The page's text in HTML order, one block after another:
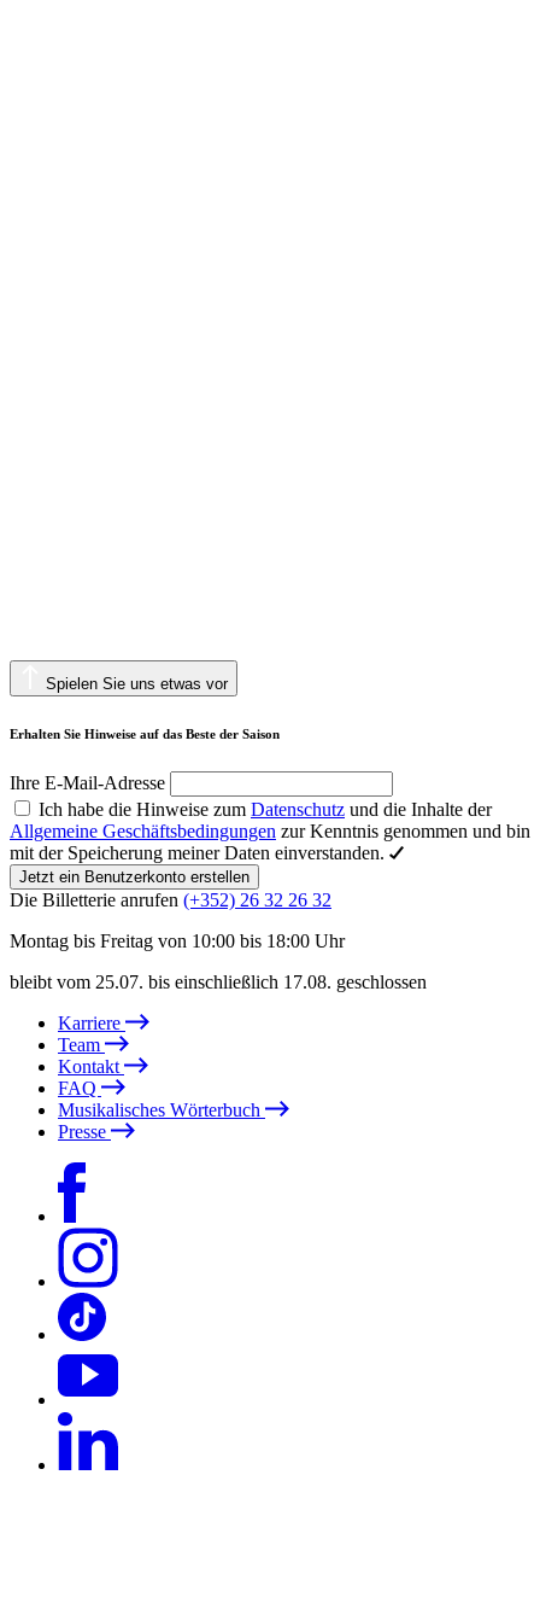
Spielen Sie uns etwas vor
Erhalten Sie Hinweise auf das Beste der Saison
Ihre E-Mail-Adresse
Ich habe die Hinweise zum Datenschutz und die Inhalte der
Allgemeine Geschäftsbedingungen zur Kenntnis genommen und bin
mit der Speicherung meiner Daten einverstanden.
Jetzt ein Benutzerkonto erstellen
Die Billetterie anrufen (+352) 26 32 26 32
Montag bis Freitag von 10:00 bis 18:00 Uhr
bleibt vom 25.07. bis einschließlich 17.08. geschlossen
Karriere
Team
Kontakt
FAQ
Musikalisches Wörterbuch
Presse